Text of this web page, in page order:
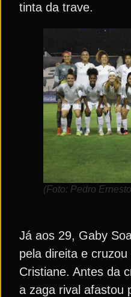
tinta da trave.
(Foto: Pedro
Já aos 29, Gaby
pela direita e
Cristiane. Antes da
a zaga rival afastou